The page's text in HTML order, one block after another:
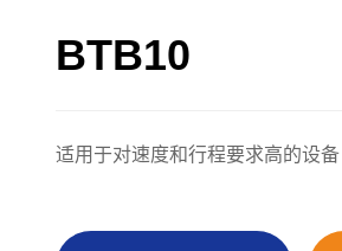
BTB10
适用于对速度和行程要求高的设备